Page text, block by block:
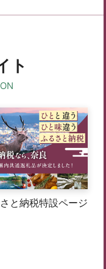
ト
と納税特設ページ